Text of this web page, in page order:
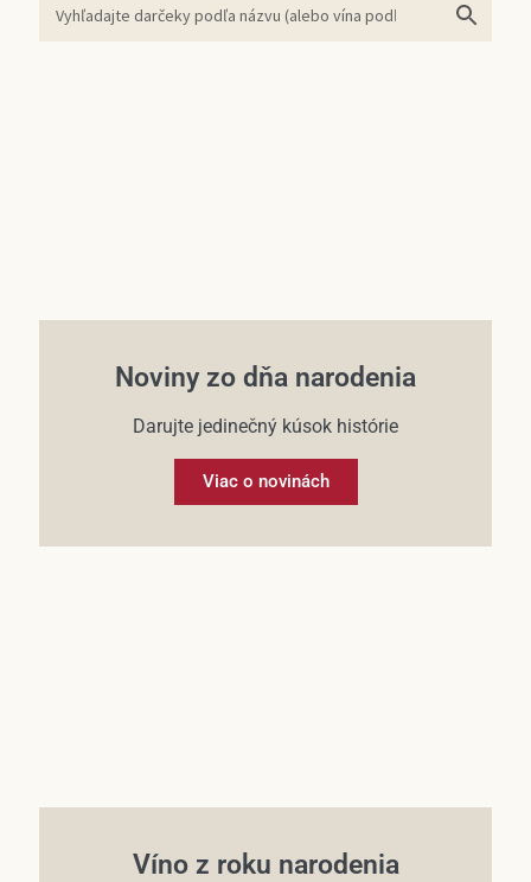
Noviny zo dňa narodenia
Darujte jedinečný kúsok histórie
Viac o novinách
Víno z roku narodenia